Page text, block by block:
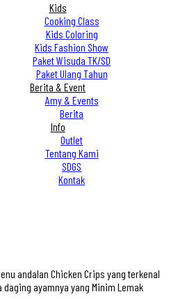
Kids
Cooking Class
Kids Coloring
Kids Fashion Show
Paket Wisuda TK/SD
Paket Ulang Tahun
Berita & Event
Amy & Events
Berita
Info
Outlet
Tentang Kami
SDGS
Kontak
andalan Chicken Crips yang terkenal
ayamnya yang Minim Lemak